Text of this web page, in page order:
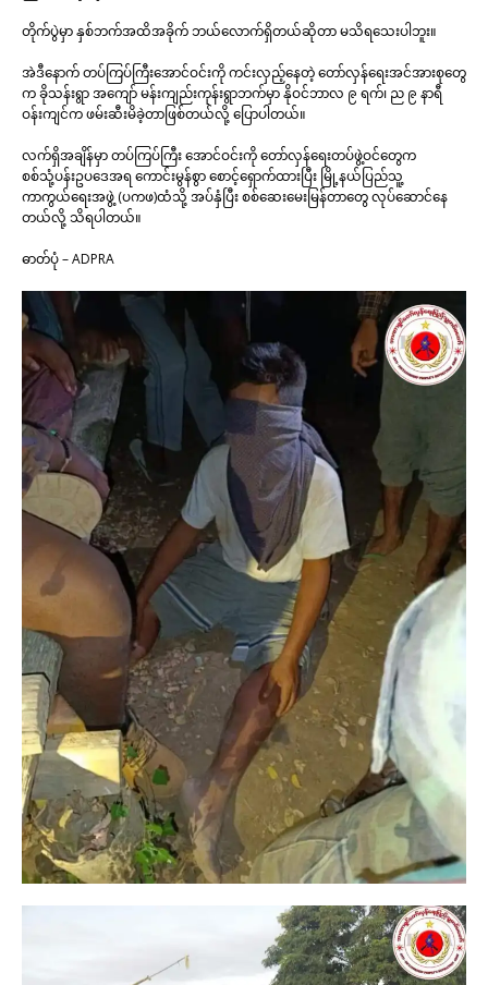
တိုက်ပွဲမှာ နှစ်ဘက်အထိအခိုက် ဘယ်လောက်ရှိတယ်ဆိုတာ မသိရသေးပါဘူး။
အဲဒီနောက် တပ်ကြပ်ကြီးအောင်ဝင်းကို ကင်းလှည့်နေတဲ့ တော်လှန်ရေးအင်အားစုတွေ
က ခိုသန်းရွာ အ‌ကျော် မန်းကျည်းကုန်းရွာဘက်မှာ နိုဝင်ဘာလ ၉ ရက်၊ ည ၉ နာရီ
ဝန်းကျင်က ဖမ်းဆီးမိခဲ့တာဖြစ်တယ်လို့ ပြောပါတယ်။
လက်ရှိအချိန်မှာ တပ်ကြပ်ကြီး အောင်ဝင်းကို တော်လှန်ရေးတပ်ဖွဲ့ဝင်တွေက
စစ်သုံ့ပန်းဥပဒေအရ ကောင်းမွန်စွာ စောင့်ရှောက်ထားပြီး မြို့နယ်ပြည်သူ့
ကာကွယ်ရေးအဖွဲ့ (ပကဖ)ထံသို့ အပ်နှံပြီး စစ်ဆေးမေးမြန်တာတွေ လုပ်ဆောင်နေ
တယ်လို့ သိရပါတယ်။
ဓာတ်ပုံ – ADPRA